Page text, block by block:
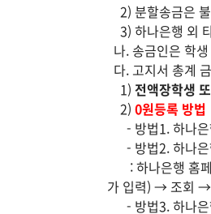
2) 분할송금은 불
3) 하나은행 외
나. 송금인은 학
다. 고지서 총계
1) 전액장학생
2) 0원등록 방법
- 방법1. 하나은
- 방법2. 하나은
: 하나은행 홈페
가 입력) → 조회 →
- 방법3. 하나은